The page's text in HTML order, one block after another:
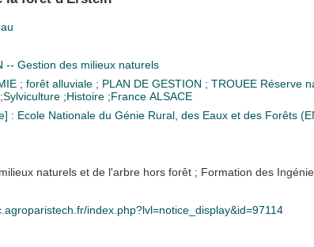
-- Gestion des milieux naturels
; forêt alluviale ; PLAN DE GESTION ; TROUEE Réserve
;Sylviculture ;Histoire ;France ALSACE
: Ecole Nationale du Génie Rural, des Eaux et des Forêts
naturels et de l'arbre hors forêt ; Formation des
index.php?lvl=notice_display&id=97114